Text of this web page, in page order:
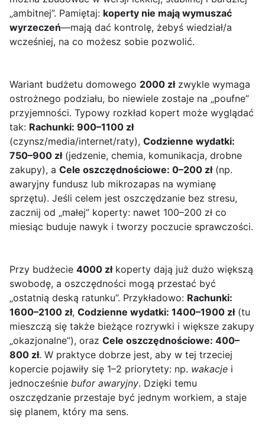
„ambitnej”. Pamiętaj: koperty nie mają wymuszać
wyrzeczeń—mają dać kontrolę, żebyś wiedział/a
wcześniej, na co możesz sobie pozwolić.
Wariant budżetu domowego 2000 złzwykle wymaga
ostrożnego podziału, bo niewiele zostaje na „poufne”
przyjemności. Typowy rozkład kopert może wyglądać
tak: Rachunki: 900–1100 zł
(czynsz/media/internet/raty), Codzienne wydatki:
750–900 zł(jedzenie, chemia, komunikacja, drobne
zakupy), a Cele oszczędnościowe: 0–200 zł(np.
awaryjny fundusz lub mikrozapas na wymianę
sprzętu). Jeśli celem jest oszczędzanie bez stresu,
zacznij od „małej” koperty: nawet 100–200 zł co
miesiąc buduje nawyk i tworzy poczucie sprawczości.
Przy budżecie 4000 złkoperty dają już dużo większą
swobodę, a oszczędności mogą przestać być
„ostatnią deską ratunku”. Przykładowo: Rachunki:
1600–2100 zł, Codzienne wydatki: 1400–1900 zł(tu
mieszczą się także bieżące rozrywki i większe zakupy
„okazjonalne”), oraz Cele oszczędnościowe: 400–
800 zł. W praktyce dobrze jest, aby w tej trzeciej
kopercie pojawiły się 1–2 priorytety: np. wakacje i
jednocześnie bufor awaryjny. Dzięki temu
oszczędzanie przestaje być jednym workiem, a staje
się planem, który ma sens.